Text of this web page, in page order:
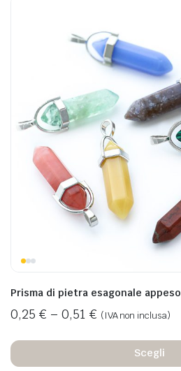
Prisma di pietra esagonale appeso
0,25 € – 0,51 € (IVA non inclusa)
Scegli